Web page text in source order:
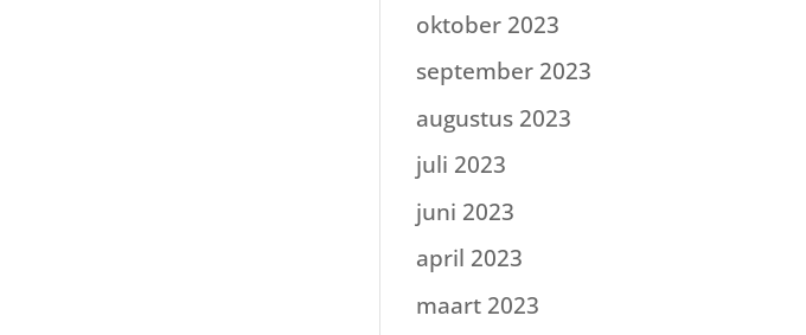
oktober 2023
september 2023
augustus 2023
juli 2023
juni 2023
april 2023
maart 2023